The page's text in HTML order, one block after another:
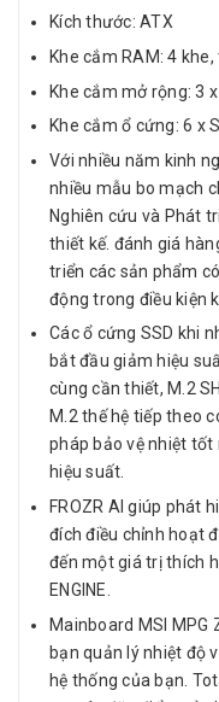
Kích thước: ATX
Khe cắm RAM: 4
Khe cắm mở rộng: 3 x
Khe cắm ổ cứng: 6 x
Với nhiều năm kinh
nhiều mẫu bo mạch
Nghiên cứu và Phát
thiết kế. đánh giá
triển các sản phẩm
động trong điều kiện
Các ổ cứng SSD khi
bắt đầu giảm hiệu
cùng cần thiết, M.2
M.2 thế hệ tiếp theo
pháp bảo vệ nhiệt tốt
hiệu suất.
FROZR AI giúp phát
đích điều chỉnh hoạt
đến một giá trị thích
ENGINE.
Mainboard MSI MPG
bạn quản lý nhiệt độ
hệ thống của bạn.